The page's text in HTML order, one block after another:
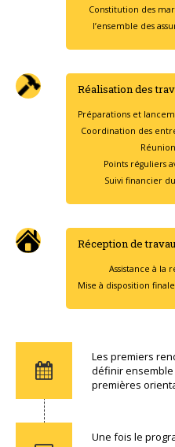
Constitution des
l’ensemble des
Réalisation des
Préparations et
Coordination des
Points réguliers
Suivi financier
Réception de
Assistance à la
Mise à disposition
Les premiers
définir
premières
Une fois le